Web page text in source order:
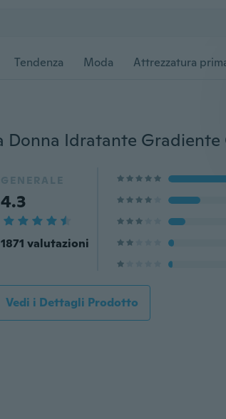
Tendenza Moda Attrezzatura
GENERALE
4.3
1871 valutazioni
Vedi i Dettagli Prodotto